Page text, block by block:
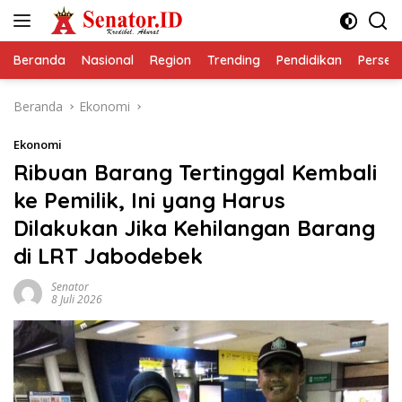
Beranda Nasional Region Trending Pendidikan
Beranda Ekonomi
Ekonomi
Ribuan Barang Tertinggal Kembali
ke Pemilik, Ini yang Harus
Dilakukan Jika Kehilangan Barang
di LRT Jabodebek
Senator
8 Juli 2026